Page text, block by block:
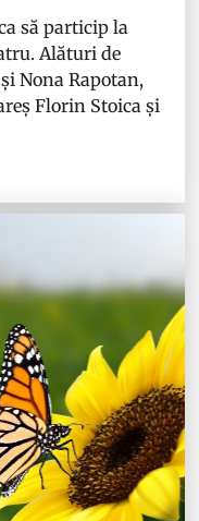
să particip la
Alături de
Nona Rapotan,
Florin Stoica și